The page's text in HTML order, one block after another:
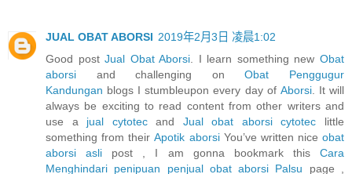
JUAL OBAT ABORSI 2019年2月3日 凌晨1:02
Good postJual Obat Aborsi . I learn something newObat
aborsi and challenging onObat Penggugur
Kandungan blogs I stumbleupon every day of Aborsi. It will
always be exciting to read content from other writers and
use a jual cytotecand Jual obat aborsi cytotec little
something from theirApotik aborsiYou’ve written nice obat
aborsi asli post , I am gonna bookmark thisCara
Menghindari penipuan penjual obat aborsi Palsu page ,